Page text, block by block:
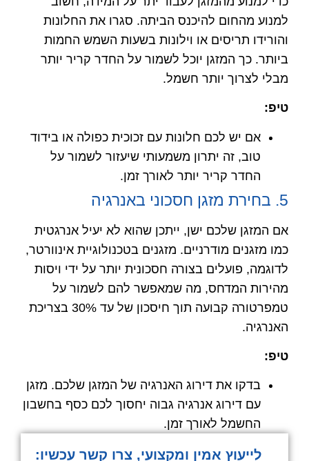
למנוע מהחום להיכנס הביתה. סגרו את החלונות
והורידו תריסים או וילונות בשעות השמש החמות
ביותר. כך המזגן יוכל לשמור על החדר קריר יותר
מבלי לצרוך יותר חשמל.
טיפ:
אם יש לכם חלונות עם זכוכית כפולה או בידוד
טוב, זה יתרון משמעותי שיעזור לשמור על
החדר קריר יותר לאורך זמן.
5. בחירת מזגן חסכוני באנרגיה
אם המזגן שלכם ישן, ייתכן שהוא לא יעיל אנרגטית
כמו מזגנים מודרניים. מזגנים בטכנולוגיית אינוורטר,
לדוגמה, פועלים בצורה חסכונית יותר על ידי ויסות
מהירות המדחס, מה שמאפשר להם לשמור על
טמפרטורה קבועה תוך חיסכון של עד 30% בצריכת
האנרגיה.
טיפ:
בדקו את דירוג האנרגיה של המזגן שלכם. מזגן
עם דירוג אנרגיה גבוה יחסוך לכם כסף בחשבון
החשמל לאורך זמן.
לייעוץ אמין ומקצועי, צרו קשר עכשיו:​